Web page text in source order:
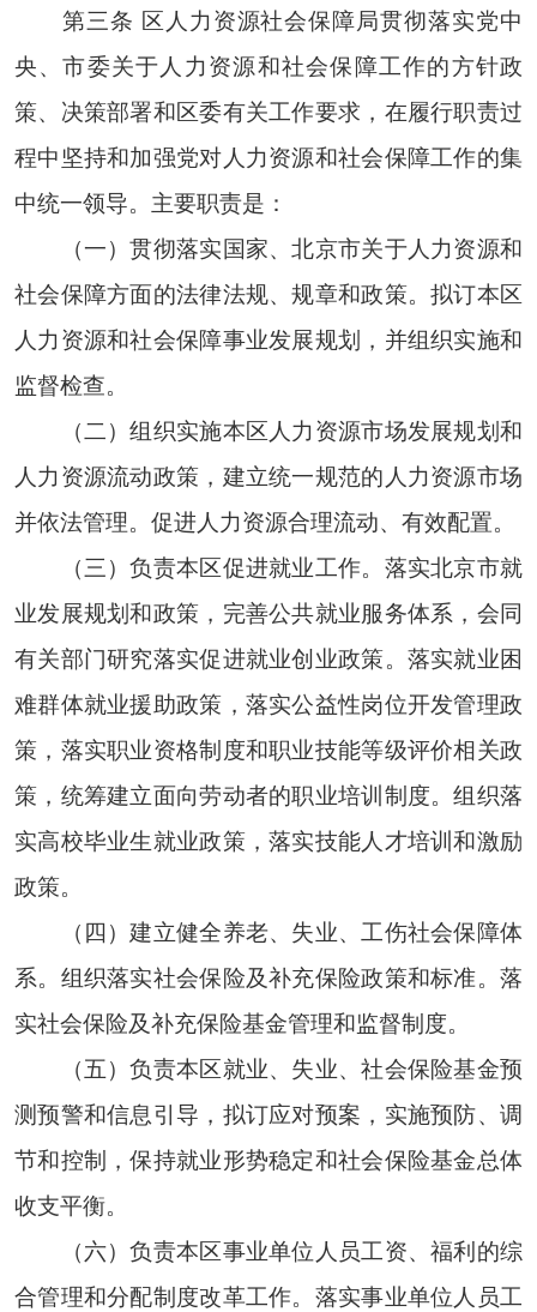
第三条 区人力资源社会保障局贯彻落实党中
央、市委关于人力资源和社会保障工作的方针政
策、决策部署和区委有关工作要求，在履行职责过
程中坚持和加强党对人力资源和社会保障工作的集
中统一领导。主要职责是：
（一）贯彻落实国家、北京市关于人力资源和
社会保障方面的法律法规、规章和政策。拟订本区
人力资源和社会保障事业发展规划，并组织实施和
监督检查。
（二）组织实施本区人力资源市场发展规划和
人力资源流动政策，建立统一规范的人力资源市场
并依法管理。促进人力资源合理流动、有效配置。
（三）负责本区促进就业工作。落实北京市就
业发展规划和政策，完善公共就业服务体系，会同
有关部门研究落实促进就业创业政策。落实就业困
难群体就业援助政策，落实公益性岗位开发管理政
策，落实职业资格制度和职业技能等级评价相关政
策，统筹建立面向劳动者的职业培训制度。组织落
实高校毕业生就业政策，落实技能人才培训和激励
政策。
（四）建立健全养老、失业、工伤社会保障体
系。组织落实社会保险及补充保险政策和标准。落
实社会保险及补充保险基金管理和监督制度。
（五）负责本区就业、失业、社会保险基金预
测预警和信息引导，拟订应对预案，实施预防、调
节和控制，保持就业形势稳定和社会保险基金总体
收支平衡。
（六）负责本区事业单位人员工资、福利的综
合管理和分配制度改革工作。落实事业单位人员工